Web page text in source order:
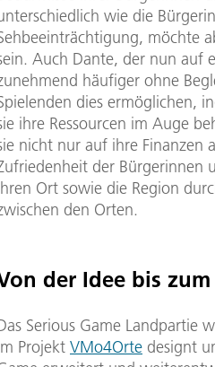
wie die
möchte
Auch Dante, der nun auf
häufiger ohne
dies ermöglichen,
ihre Ressourcen im Auge
nicht nur auf ihre Finanzen
der Bürgerinnen
Ort sowie die Region
den Orten.
der Idee bis
Serious Game Landpartie
Projekt VMo4Orte designt